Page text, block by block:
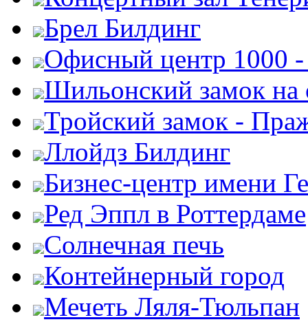
Брел Билдинг
Офисный центр 1000 -
Шильонский замок на
Тройский замок -
Ллойдз Билдинг
Бизнес-центр имени
Ред Эппл в Роттердаме
Солнечная печь
Контейнерный город
Мечеть Ляля-Тюльпан